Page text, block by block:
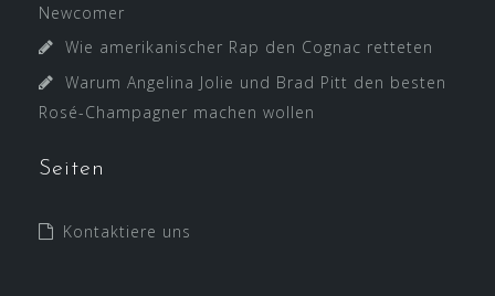
Newcomer
Wie amerikanischer Rap den Cognac retteten
Warum Angelina Jolie und Brad Pitt den besten
Rosé-Champagner machen wollen
Seiten
Kontaktiere uns